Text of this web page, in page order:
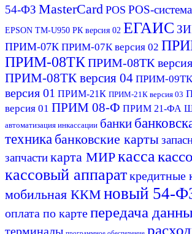
54-ФЗ MasterCard POS POS-система
EPSON ТМ-U950 РК версия 02 ЕГАИС
ПРИМ-07К ПРИМ-07К версия 02
ПРИМ-08ТКПРИМ-08ТК
ПРИМ-08ТК версия 04 ПРИМ-09ТК
версия 01 ПРИМ-21К ПРИМ-21К версия 03
версия 01 ПРИМ 08-Ф ПРИМ 21-ФА
автоматизация инкассации банки
техника банковские карты
запчастикарта МИРкасса
кассовый аппараткредитные
мобильная ККМ новый 54-
оплата по картепередача
терминалы